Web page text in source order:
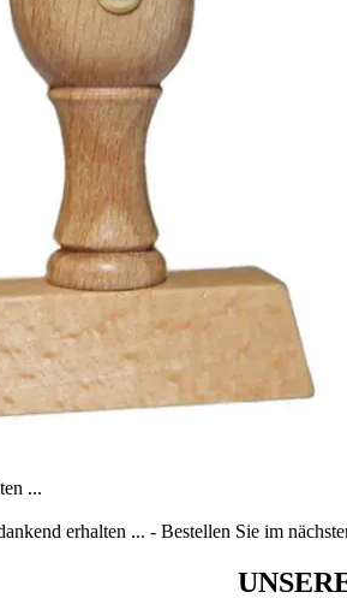
...
erhalten ... - Bestellen Sie im